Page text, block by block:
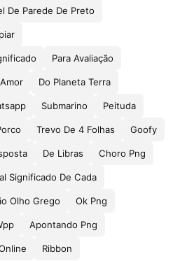
De Parede De Preto
Para Avaliação
Do Planeta Terra
Submarino Peituda
Trevo De 4 Folhas Goofy
De Libras Choro Png
Significado De Cada
Olho Grego Ok Png
Apontando Png
Ribbon